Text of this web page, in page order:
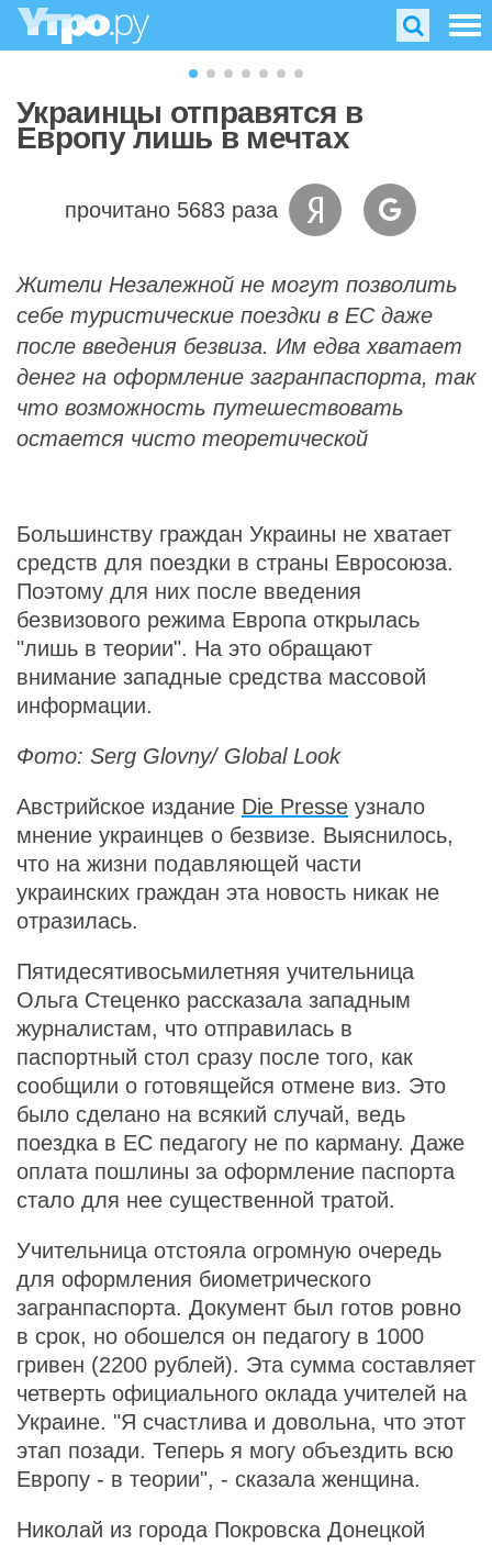
Украинцы отправятся в
Европу лишь в мечтах
прочитано 5683 раза
Жители Незалежной не могут позволить
себе туристические поездки в ЕС даже
после введения безвиза. Им едва хватает
денег на оформление загранпаспорта, так
что возможность путешествовать
остается чисто теоретической
Большинству граждан Украины не хватает
средств для поездки в страны Евросоюза.
Поэтому для них после введения
безвизового режима Европа открылась
"лишь в теории". На это обращают
внимание западные средства массовой
информации.
Фото: Serg Glovny/ Global Look
Австрийское издание Die Presse узнало
мнение украинцев о безвизе. Выяснилось,
что на жизни подавляющей части
украинских граждан эта новость никак не
отразилась.
Пятидесятивосьмилетняя учительница
Ольга Стеценко рассказала западным
журналистам, что отправилась в
паспортный стол сразу после того, как
сообщили о готовящейся отмене виз. Это
было сделано на всякий случай, ведь
поездка в ЕС педагогу не по карману. Даже
оплата пошлины за оформление паспорта
стало для нее существенной тратой.
Учительница отстояла огромную очередь
для оформления биометрического
загранпаспорта. Документ был готов ровно
в срок, но обошелся он педагогу в 1000
гривен (2200 рублей). Эта сумма составляет
четверть официального оклада учителей на
Украине. "Я счастлива и довольна, что этот
этап позади. Теперь я могу объездить всю
Европу - в теории", - сказала женщина.
Николай из города Покровска Донецкой